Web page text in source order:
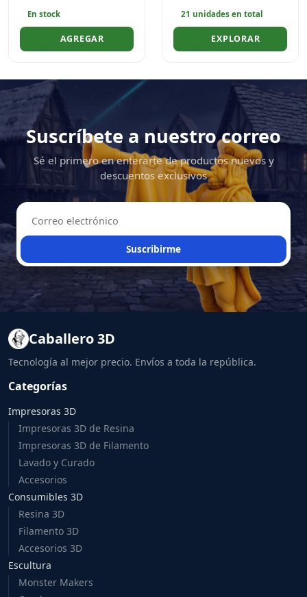
En stock
AGREGAR
21 unidades en total
EXPLORAR
Suscríbete a nuestro correo
Sé el primero en enterarte de productos nuevos y
descuentos exclusivos
Suscribirme
Caballero 3D
Tecnología al mejor precio. Envíos a toda la república.
Categorías
Impresoras 3D
Impresoras 3D de Resina
Impresoras 3D de Filamento
Lavado y Curado
Accesorios
Consumibles 3D
Resina 3D
Filamento 3D
Accesorios 3D
Escultura
Monster Makers